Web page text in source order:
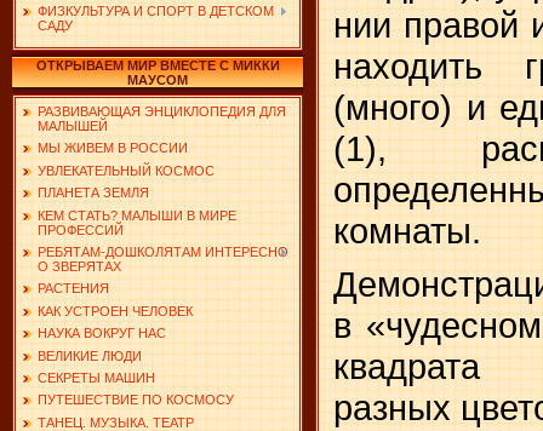
ФИЗКУЛЬТУРА И СПОРТ В ДЕТСКОМ
САДУ
ОТКРЫВАЕМ МИР ВМЕСТЕ С МИККИ
МАУСОМ
РАЗВИВАЮЩАЯ ЭНЦИКЛОПЕДИЯ ДЛЯ
МАЛЫШЕЙ
МЫ ЖИВЕМ В РОССИИ
УВЛЕКАТЕЛЬНЫЙ КОСМОС
ПЛАНЕТА ЗЕМЛЯ
КЕМ СТАТЬ? МАЛЫШИ В МИРЕ
ПРОФЕССИЙ
РЕБЯТАМ-ДОШКОЛЯТАМ ИНТЕРЕСНО
О ЗВЕРЯТАХ
РАСТЕНИЯ
КАК УСТРОЕН ЧЕЛОВЕК
НАУКА ВОКРУГ НАС
ВЕЛИКИЕ ЛЮДИ
СЕКРЕТЫ МАШИН
ПУТЕШЕСТВИЕ ПО КОСМОСУ
ТАНЕЦ. МУЗЫКА. ТЕАТР
нии правой
находить
(много) и
(1),
комнаты.
в
квадрата
разных